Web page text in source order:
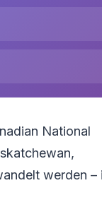
National
werden –